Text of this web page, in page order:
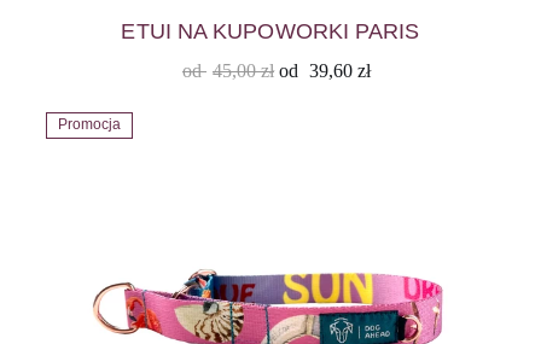
ETUI NA KUPOWORKI PARIS
od 45,00zł od 39,60 zł
Promocja